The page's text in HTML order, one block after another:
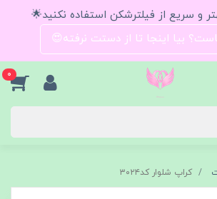
و سریع از فیلترشکن استفاده نکنید🌟
بیا اینجا تا از دستت نرفته😍
0
کراپ شلوار کد۳۰۲۴